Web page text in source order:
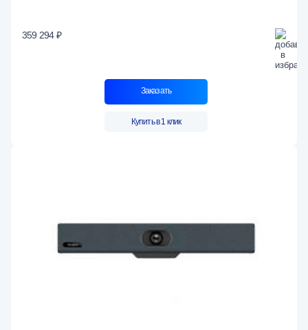
359 294 ₽
Заказать
Купить в 1 клик